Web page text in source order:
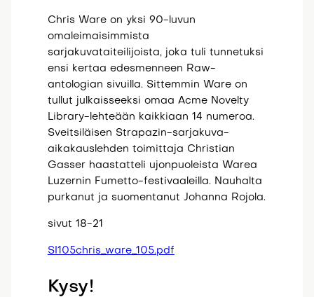
Chris Ware on yksi 90-luvun
omaleimaisimmista
sarjakuvataiteilijoista, joka tuli tunnetuksi
ensi kertaa edesmenneen Raw-
antologian sivuilla. Sittemmin Ware on
tullut julkaisseeksi omaa Acme Novelty
Library-lehteään kaikkiaan 14 numeroa.
Sveitsiläisen Strapazin-sarjakuva-
aikakauslehden toimittaja Christian
Gasser haastatteli ujonpuoleista Warea
Luzernin Fumetto-festivaaleilla. Nauhalta
purkanut ja suomentanut Johanna Rojola.
sivut 18-21
SI105chris_ware_105.pdf
Kysy!